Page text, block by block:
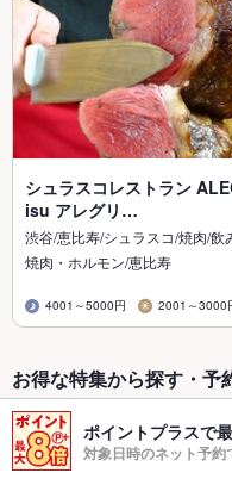
シュラスコレストラン
isu アレグリ…
渋谷/恵比寿/シュラスコ/焼肉/
焼肉・ホルモン/恵比寿
4001～5000円 2001～3000
お得な特集から探す・予
ポイントプラスで
対象日時のネット予約